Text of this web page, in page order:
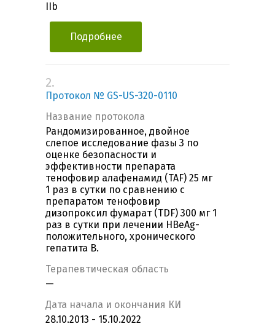
IIb
Подробнее
2.
Протокол № GS-US-320-0110
Название протокола
Рандомизированное, двойное
слепое исследование фазы 3 по
оценке безопасности и
эффективности препарата
тенофовир алафенамид (TAF) 25 мг
1 раз в сутки по сравнению с
препаратом тенофовир
дизопроксил фумарат (TDF) 300 мг 1
раз в сутки при лечении HBeAg-
положительного, хронического
гепатита В.
Терапевтическая область
—
Дата начала и окончания КИ
28.10.2013 - 15.10.2022